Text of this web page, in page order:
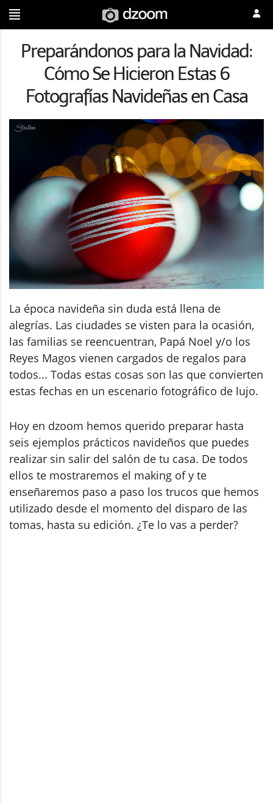
Preparándonos para la Navidad:
Cómo Se Hicieron Estas 6
Fotografías Navideñas en Casa
La época navideña sin duda está llena de
alegrías. Las ciudades se visten para la ocasión,
las familias se reencuentran, Papá Noel y/o los
Reyes Magos vienen cargados de regalos para
todos... Todas estas cosas son las que convierten
estas fechas en un escenario fotográfico de lujo.
Hoy en dzoom hemos querido preparar hasta
seis ejemplos prácticos navideños que puedes
realizar sin salir del salón de tu casa. De todos
ellos te mostraremos el making of y te
enseñaremos paso a paso los trucos que hemos
utilizado desde el momento del disparo de las
tomas, hasta su edición. ¿Te lo vas a perder?